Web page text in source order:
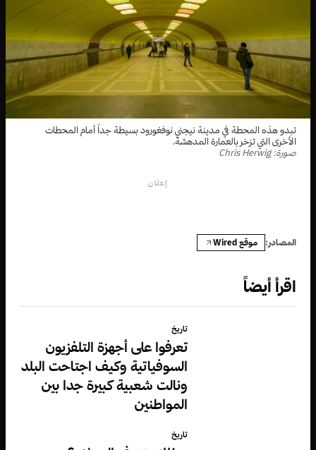
تبدو هذه المحطة في مدينة نيجني نوفغورود بسيطة جداً أمام المحطات
الأخرى التي تزخر بالعمارة المدهشة.
صورة: Chris Herwig
إعلان
المصادر: موقع Wired
اقرأ أيضاً
تاريخ
تعرفوا على أجهزة التلفزيون
السوفياتية وكيف اجتاحت البلد
ونالت شعبية كبيرة جدا بين
المواطنين
تاريخ